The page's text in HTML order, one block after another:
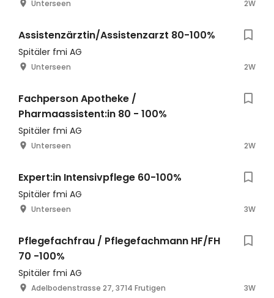
Unterseen 2W
Assistenzärztin/Assistenzarzt 80-100%
Spitäler fmi AG
Unterseen 2W
Fachperson Apotheke /
Pharmaassistent:in 80 - 100%
Spitäler fmi AG
Unterseen 2W
Expert:in Intensivpflege 60-100%
Spitäler fmi AG
Unterseen 3W
Pflegefachfrau / Pflegefachmann HF/FH
70 -100%
Spitäler fmi AG
Adelbodenstrasse 27, 3714 Frutigen 3W